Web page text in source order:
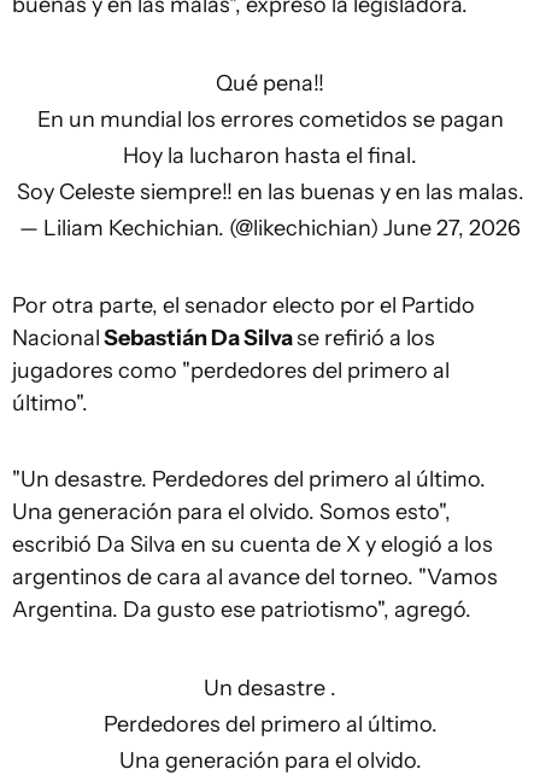
Qué pena!!
En un mundial los errores cometidos se pagan
Hoy la lucharon hasta el final.
Soy Celeste siempre!! en las buenas y en las malas.
— Liliam Kechichian. (@likechichian) June 27, 2026
Por otra parte, el senador electo por el Partido
NacionalSebastián Da Silvase refirió a los
jugadores como "perdedores del primero al
último".
"Un desastre. Perdedores del primero al último.
Una generación para el olvido. Somos esto",
escribió Da Silva en su cuenta de X y elogió a los
argentinos de cara al avance del torneo. "Vamos
Argentina. Da gusto ese patriotismo", agregó.
Un desastre .
Perdedores del primero al último.
Una generación para el olvido.